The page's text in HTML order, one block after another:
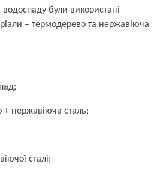
були використані
– термодерево та нержавіюча
+ нержавіюча сталь;
сталі;